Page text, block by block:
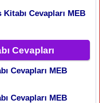
Kitabı Cevapları MEB
Cevapları
Cevapları MEB
Cevapları MEB